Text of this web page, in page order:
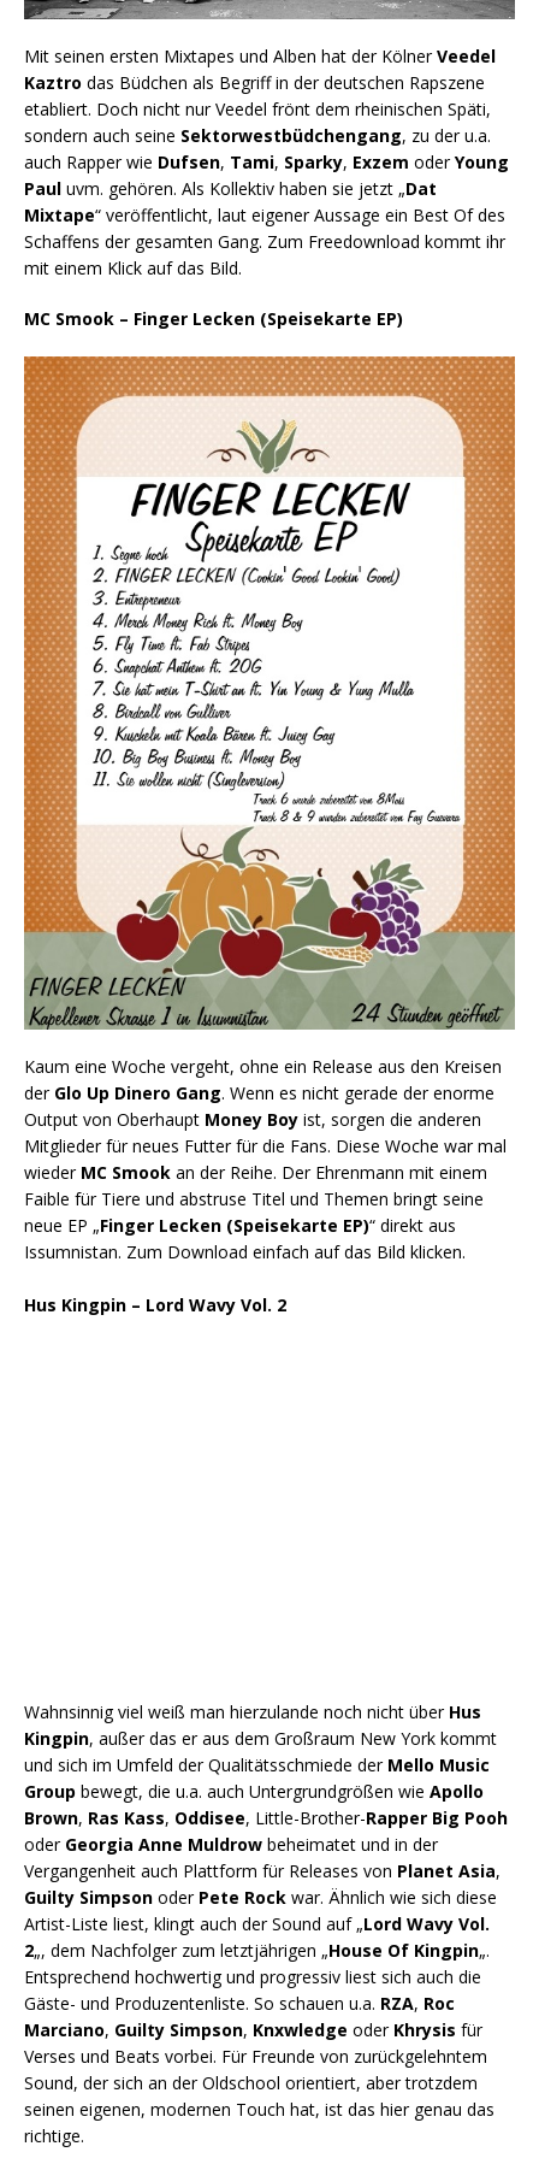
Mit seinen ersten Mixtapes und Alben hat der KölnerVeedel
Kaztro das Büdchen als Begriff in der deutschen Rapszene
etabliert. Doch nicht nur Veedel frönt dem rheinischen Späti,
sondern auch seine Sektorwestbüdchengang, zu der u.a.
auch Rapper wie Dufsen, Tami, Sparky, Exzem oderYoung
Paul uvm. gehören. Als Kollektiv haben sie jetzt „Dat
Mixtape“ veröffentlicht, laut eigener Aussage ein Best Of des
Schaffens der gesamten Gang. Zum Freedownload kommt ihr
mit einem Klick auf das Bild.
MC Smook – Finger Lecken (Speisekarte EP)
Kaum eine Woche vergeht, ohne ein Release aus den Kreisen
der Glo Up Dinero Gang. Wenn es nicht gerade der enorme
Output von Oberhaupt Money Boy ist, sorgen die anderen
Mitglieder für neues Futter für die Fans. Diese Woche war mal
wieder MC Smook an der Reihe. Der Ehrenmann mit einem
Faible für Tiere und abstruse Titel und Themen bringt seine
neue EP „Finger Lecken (Speisekarte EP)“ direkt aus
Issumnistan. Zum Download einfach auf das Bild klicken.
Hus Kingpin – Lord Wavy Vol. 2
Wahnsinnig viel weiß man hierzulande noch nicht über Hus
Kingpin, außer das er aus dem Großraum New York kommt
und sich im Umfeld der Qualitätsschmiede der Mello Music
Group bewegt, die u.a. auch Untergrundgrößen wie Apollo
Brown, Ras Kass, Oddisee, Little-Brother-Rapper Big Pooh
oder Georgia Anne Muldrow beheimatet und in der
Vergangenheit auch Plattform für Releases von Planet Asia,
Guilty Simpson oder Pete Rock war. Ähnlich wie sich diese
Artist-Liste liest, klingt auch der Sound auf „Lord Wavy Vol.
2„, dem Nachfolger zum letztjährigen „House Of Kingpin„.
Entsprechend hochwertig und progressiv liest sich auch die
Gäste- und Produzentenliste. So schauen u.a. RZA, Roc
Marciano, Guilty Simpson, Knxwledge oder Khrysis für
Verses und Beats vorbei. Für Freunde von zurückgelehntem
Sound, der sich an der Oldschool orientiert, aber trotzdem
seinen eigenen, modernen Touch hat, ist das hier genau das
richtige.